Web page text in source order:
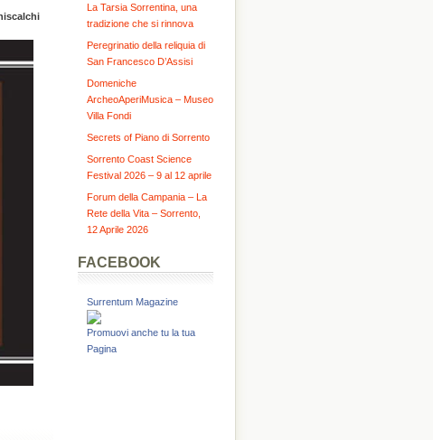
La Tarsia Sorrentina, una
tradizione che si rinnova
Peregrinatio della reliquia di
San Francesco D’Assisi
Domeniche
ArcheoAperiMusica – Museo
Villa Fondi
Secrets of Piano di Sorrento
Sorrento Coast Science
Festival 2026 – 9 al 12 aprile
Forum della Campania – La
Rete della Vita – Sorrento,
12 Aprile 2026
FACEBOOK
Surrentum Magazine
Promuovi anche tu la tua
Pagina